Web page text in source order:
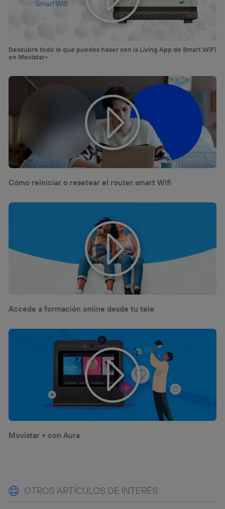
Descubre todo lo que puedes hacer con la Living App de Smart WiFi
en Movistar+
Cómo reiniciar o resetear el router smart Wifi
Accede a formación online desde tu tele
Movistar + con Aura
OTROS ARTÍCULOS DE INTERÉS